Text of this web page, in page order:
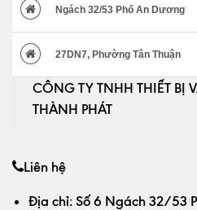
Ngách 32/53 Phố An Dương
27DN7, Phường Tân Thuận
CÔNG TY TNHH THIẾT BỊ
THÀNH PHÁT
Liên hệ
Địa chỉ: Số 6 Ngách 32/53